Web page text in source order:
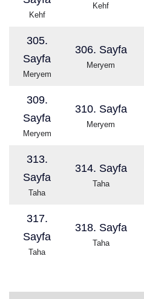
Kehf
Kehf
305.
Sayfa
Meryem
306. Sayfa
Meryem
309.
Sayfa
Meryem
310. Sayfa
Meryem
313.
Sayfa
Taha
314. Sayfa
Taha
317.
Sayfa
Taha
318. Sayfa
Taha